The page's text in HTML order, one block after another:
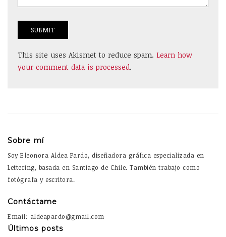
This site uses Akismet to reduce spam. Learn how
your comment data is processed.
Sobre mí
Soy Eleonora Aldea Pardo, diseñadora gráfica especializada en
Lettering, basada en Santiago de Chile. También trabajo como
fotógrafa y escritora.
Contáctame
Email: aldeapardo@gmail.com
Últimos posts